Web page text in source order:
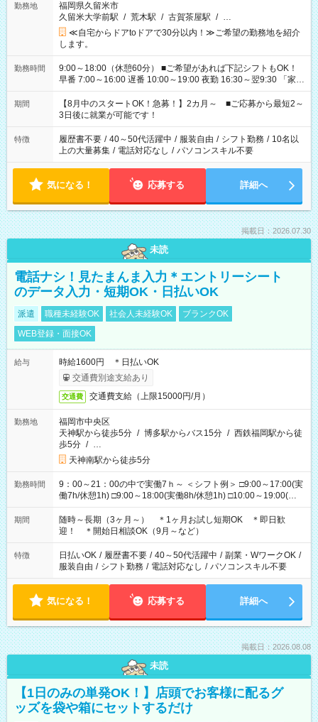
勤務地
福岡県久留米市
久留米大学前駅 / 荒木駅 / 古賀茶屋駅 / …
≪自宅からドアtoドアで30分以内！≫ご希望の勤務地を紹介
します。
勤務時間
9:00～18:00（休憩60分） ■ご希望があれば下記シフトもOK！
早番 7:00～16:00 遅番 10:00～19:00 夜勤 16:30～翌9:30 「家族
と休みを合わせたい」 「余裕を持って夕飯の準備がしたい」
「できれば残業はしたくない」 など、ご希望を教えてください
ね。 ※Wワーク希望の方へ 今ご覧のお仕事で希望する勤務時間
と、もう1つのお仕事の勤務時間。 合計で週40時間を超える場
合は応募できません。
期間
【8月中のスタートOK！急募！】2カ月～ ■ご応募から最短2～
3日後に就業が可能です！
特徴 履歴書不要 / 40～50代活躍中 / 服装自由 / シフト勤務 / 10名以
上の大量募集 / 電話対応なし / パソコンスキル不要
気になる！ 応募する 詳細へ
掲載日：2026.07.30
未読
電話ナシ！見たまんま入力＊エントリーシート
のデータ入力・短期OK・日払いOK
派遣 職種未経験OK 社会人未経験OK
ブランクOK
WEB登録・面接OK
給与
時給1600円 ＊日払いOK
交通費別途支給あり
交通費 交通費支給（上限15000円/月）
勤務地
福岡市中央区
天神駅から徒歩5分 / 博多駅からバス15分 / 西鉄福岡駅から徒
歩5分 / …
天神南駅から徒歩5分
勤務時間
9：00～21：00の中で実働7ｈ～ ＜シフト例＞ □9:00～17:00(実
働7h/休憩1h) □9:00～18:00(実働8h/休憩1h) □10:00～19:00(実
働8h/休憩1h) □11:00～20:00(実働8h/休憩1h) □12:00～20:00(実
働7h/休憩1h) □12:00～21:00(実働7h/休憩1h) ＊固定OK ＊選べ
る時間帯！
期間
随時～長期（3ヶ月～） ＊1ヶ月お試し短期OK ＊即日歓
迎！ ＊開始日相談OK（9月～など）
特徴 日払いOK / 履歴書不要 / 40～50代活躍中 / 副業・WワークOK /
服装自由 / シフト勤務 / 電話対応なし / パソコンスキル不要
気になる！ 応募する 詳細へ
掲載日：2026.08.08
未読
【1日のみの単発OK！】店頭でお客様に配るグ
ッズを袋や箱にセットするだけ